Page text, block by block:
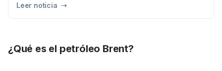
Leer noticia ➝
¿Qué es el petróleo Brent?